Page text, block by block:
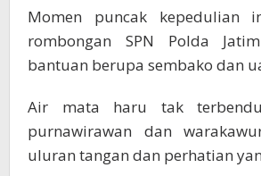
Momen puncak kepedulian
rombongan SPN Polda
bantuan berupa sembako dan
Air mata haru tak
purnawirawan dan
uluran tangan dan perhatian